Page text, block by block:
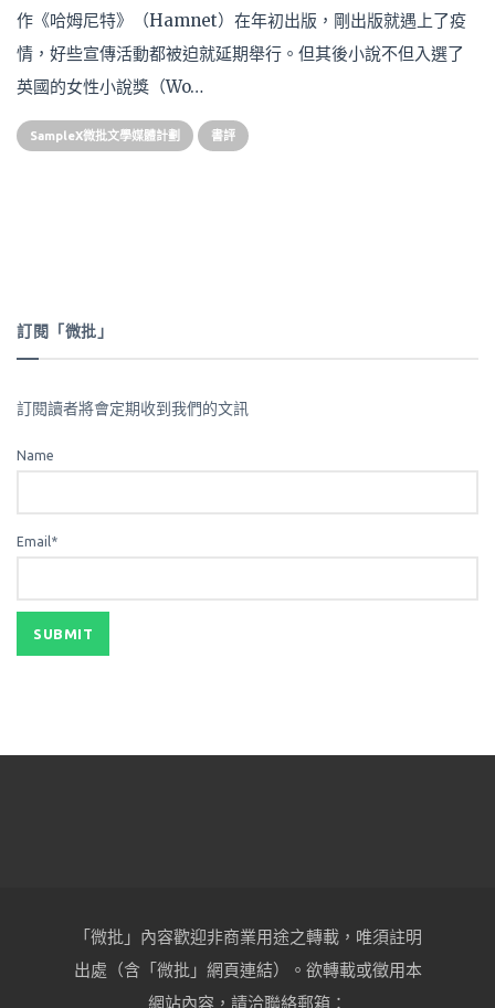
作《哈姆尼特》（Hamnet）在年初出版，剛出版就遇上了疫
情，好些宣傳活動都被迫就延期舉行。但其後小說不但入選了
英國的女性小說獎（Wo…
SampleX微批文學媒體計劃 書評
訂閱「微批」
訂閱讀者將會定期收到我們的文訊
Name
Email*
「微批」內容歡迎非商業用途之轉載，唯須註明
出處（含「微批」網頁連結）。欲轉載或徵用本
網站內容，請洽聯絡郵箱：